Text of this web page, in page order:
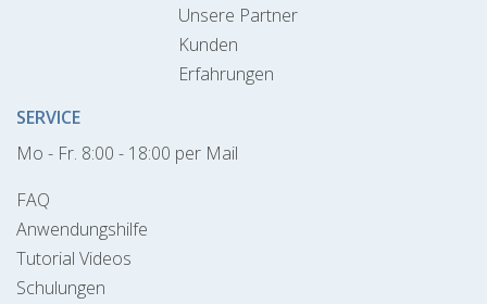
Unsere Partner
Kunden
Erfahrungen
SERVICE
Mo - Fr. 8:00 - 18:00 per Mail
FAQ
Anwendungshilfe
Tutorial Videos
Schulungen